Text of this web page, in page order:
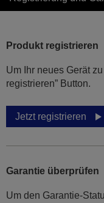
Produkt registrieren
Um Ihr neues Gerät
registrieren” Button.
Jetzt registrieren
Garantie überprüfen
Um den Garantie-